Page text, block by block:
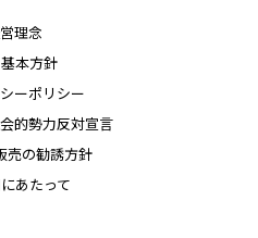
理念
本方針
ーポリシー
的勢力反対宣言
売の勧誘方針
あたって